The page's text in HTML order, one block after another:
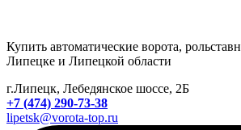
Купить автоматические ворота,
Липецке и Липецкой области
г.Липецк, Лебедянское шоссе, 2Б
+7 (474) 290-73-38
lipetsk@vorota-top.ru